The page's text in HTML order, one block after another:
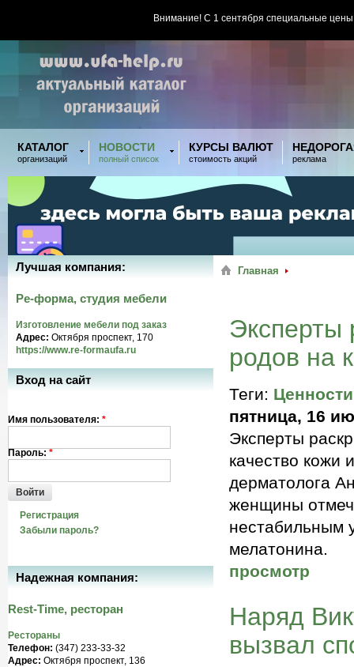
Внимание! С 1 сентября специальные
КАТАЛОГ
организаций
НОВОСТИ
полный список
КУРСЫ ВАЛЮТ
стоимость акций реклама
Главная
Эксперты
родов на
Теги: Ценности
пятница, 16
Эксперты
качество кожи
дерматолога
женщины
нестабильным
мелатонина.
просмотр
Наряд
вызвал
Лучшая компания:
Ре-форма, студия мебели
Изготовление мебели под заказ
Адрес: Октября проспект, 170
https://www.re-formaufa.ru
Вход на сайт
Имя пользователя: *
Пароль: *
Войти
Регистрация
Забыли пароль?
Надежная компания:
Rest-Time, ресторан
Рестораны
Телефон: (347) 233-33-32
Адрес: Октября проспект, 136